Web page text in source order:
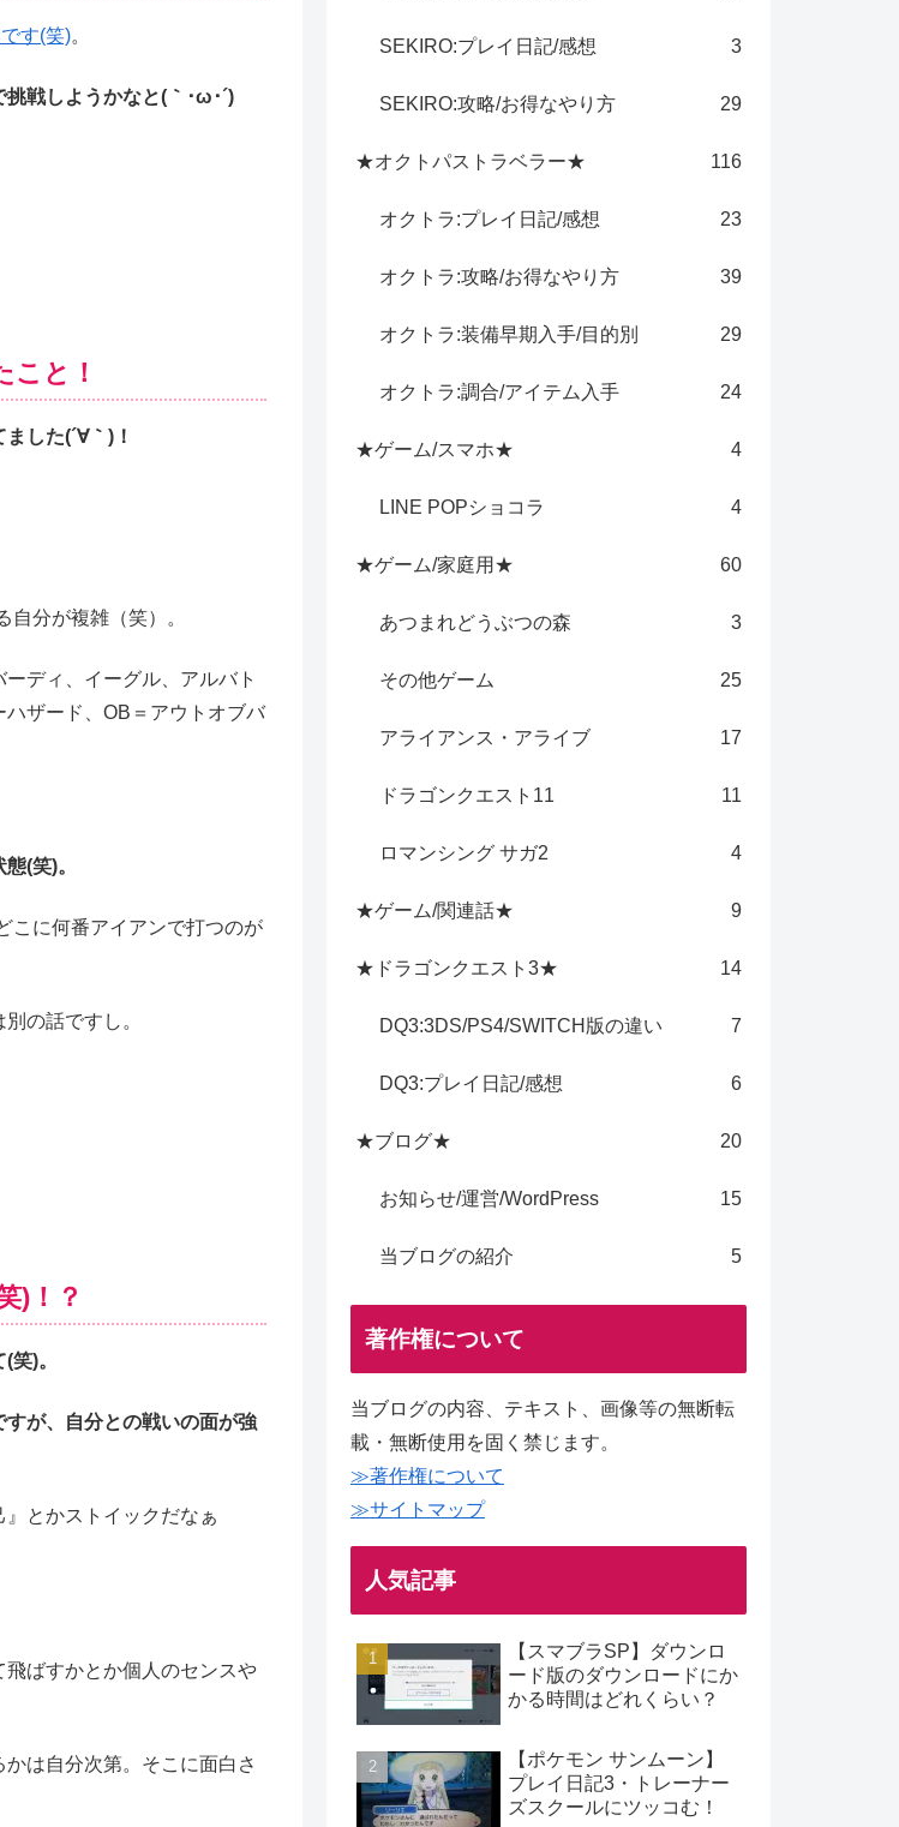
す(笑)。
戦しようかなと(｀･ω･´)
と！
した(´∀｀)！
分が複雑（笑）。
ディ、イーグル、アルバト
ザード、OB＝アウトオブバ
(笑)。
こに何番アイアンで打つのが
の話ですし。
)！？
)。
が、自分との戦いの面が強
とかストイックだなぁ
ばすかとか個人のセンスや
は自分次第。そこに面白さ
SEKIRO:プレイ日記/感想 3
SEKIRO:攻略/お得なやり方 29
★オクトパストラベラー★ 116
オクトラ:プレイ日記/感想 23
オクトラ:攻略/お得なやり方 39
オクトラ:装備早期入手/目的別 29
オクトラ:調合/アイテム入手 24
★ゲーム/スマホ★ 4
LINE POPショコラ 4
★ゲーム/家庭用★ 60
あつまれどうぶつの森 3
その他ゲーム 25
アライアンス・アライブ 17
ドラゴンクエスト11 11
ロマンシング サガ2 4
★ゲーム/関連話★ 9
★ドラゴンクエスト3★ 14
DQ3:3DS/PS4/SWITCH版の違い 7
DQ3:プレイ日記/感想 6
★ブログ★ 20
お知らせ/運営/WordPress 15
当ブログの紹介 5
著作権について
当ブログの内容、テキスト、画像等の無断転
載・無断使用を固く禁じます。
≫著作権について
≫サイトマップ
人気記事
【スマブラSP】ダウンロ
ード版のダウンロードにか
かる時間はどれくらい？
【ポケモン サンムーン】
プレイ日記3・トレーナー
ズスクールにツッコむ！